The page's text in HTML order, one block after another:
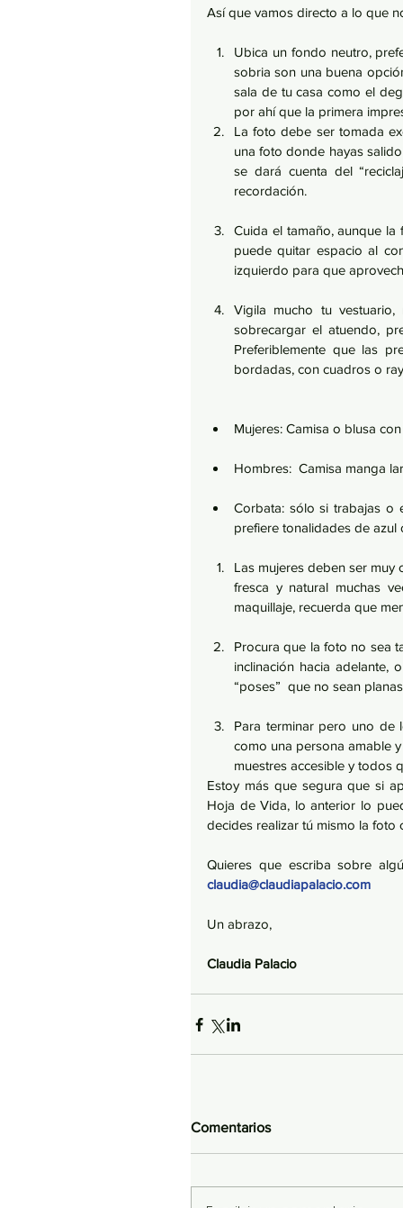
Así que vamos directo a lo que
Ubica un fondo neutro,
sobria son una buena
sala de tu casa como el
por ahí que la primera
La foto debe ser tomada
una foto donde hayas
se dará cuenta del
recordación.
Cuida el tamaño, aunque
puede quitar espacio al
izquierdo para que
Vigila mucho tu
sobrecargar el atuendo,
Preferiblemente que las
bordadas, con cuadros o
Mujeres: Camisa o blusa
Hombres:  Camisa manga
Corbata: sólo si trabajas o
prefiere tonalidades de
Las mujeres deben ser muy
fresca y natural muchas
maquillaje, recuerda que
Procura que la foto no sea
inclinación hacia adelante,
“poses”  que no sean
Para terminar pero uno de
como una persona amable
muestres accesible y todos
Estoy más que segura que si
Hoja de Vida, lo anterior lo
decides realizar tú mismo la foto
claudia@claudiapalacio.com
Un abrazo,
Claudia Palacio
Comentarios